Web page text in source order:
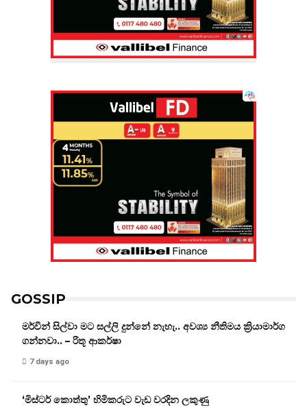
GOSSIP
මර්වින් සිල්වා මට සල්ලි දුන්නේ නැහැ.. අවශ්‍ය නීතිමය ක්‍රියාමාර්ග
ගන්නවා.. – රිතූ ආකර්ෂා
7 days ago
‘මිස්ටර් කොත්තු’ හිමිකරුට වැඩ වරදින ලකුණු